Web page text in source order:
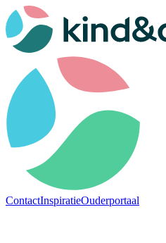
ContactInspiratieOuderportaal